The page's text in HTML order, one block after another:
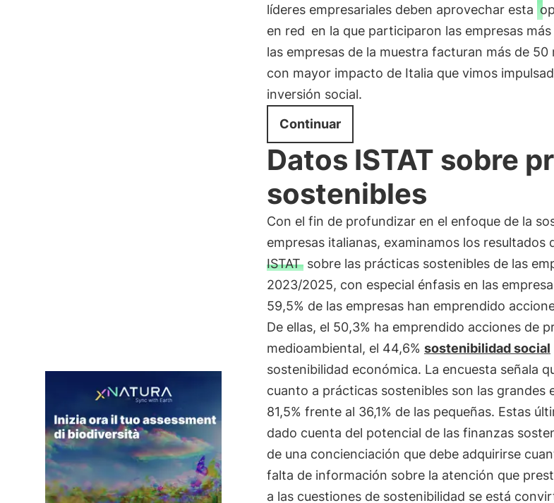
líderes empresariales deben aprovechar esta
en red en la que participaron las empresas
las empresas de la muestra facturan más de 50
con mayor impacto de Italia que vimos
inversión social.
Continuar
Datos ISTAT sobre
sostenibles
Con el fin de profundizar en el enfoque de la
empresas italianas, examinamos los resultados
ISTATsobre las prácticas sostenibles de las
2023/2025, con especial énfasis en las
59,5% de las empresas han emprendido
De ellas, el 50,3% ha emprendido acciones de
medioambiental, el 44,6% sostenibilidad social
sostenibilidad económica. La encuesta señala
cuanto a prácticas sostenibles son las grandes
81,5% frente al 36,1% de las pequeñas. Estas
dado cuenta del potencial de las finanzas
de una concienciación que debe adquirirse
falta de información sobre la atención que
a las cuestiones de sostenibilidad se está